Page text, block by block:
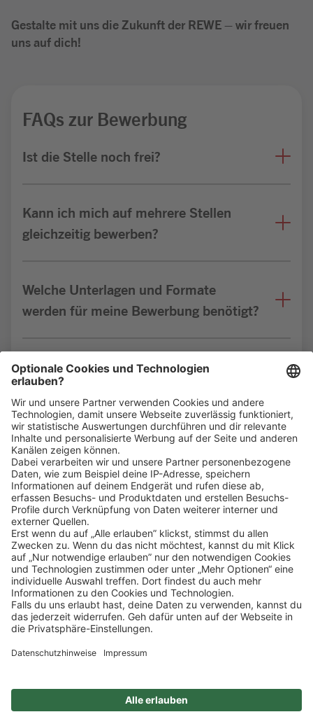
Gestalte mit uns die Zukunft der REWE – wir freuen
uns auf dich!
FAQs zur Bewerbung
Ist die Stelle noch frei?
Kann ich mich auf mehrere Stellen
gleichzeitig bewerben?
Welche Unterlagen und Formate
werden für meine Bewerbung benötigt?
Bin ich für die Stelle geeignet?
Klickehier, um alle offenen Jobs zu sehen.
Impressum Datenschutz
Privatsphäre-Einstellungen
FAQ
Veranstaltungen
Sitemap